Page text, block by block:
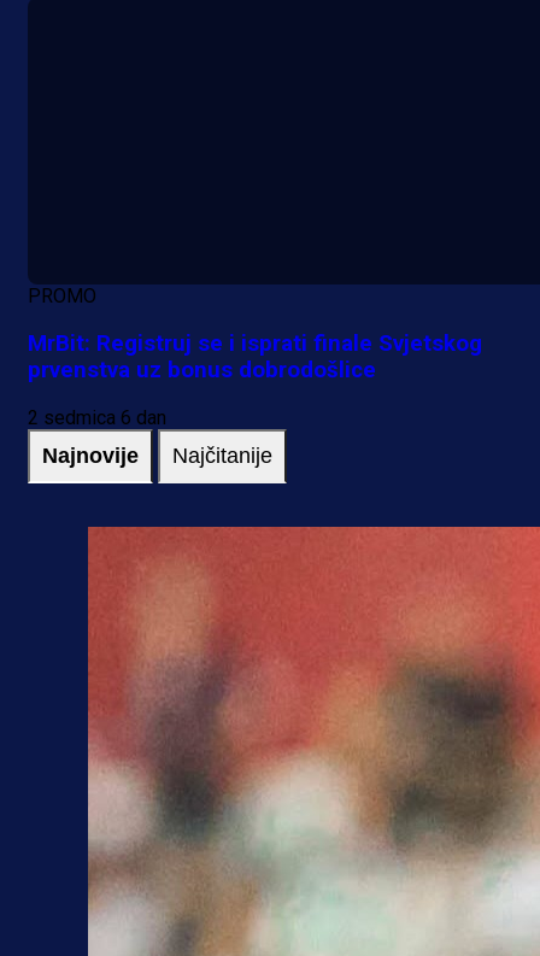
PROMO
MrBit: Registruj se i isprati finale Svjetskog
prvenstva uz bonus dobrodošlice
2 sedmica 6 dan
Najnovije Najčitanije